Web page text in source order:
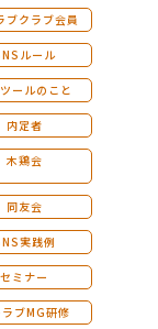
ブクラブ会員
ルール
ールのこと
内定者
木鶏会
同友会
実践例
セミナー
ラブMG研修